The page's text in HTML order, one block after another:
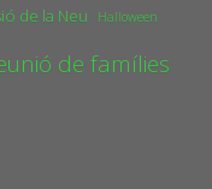
de la Neu Halloween
de famílies